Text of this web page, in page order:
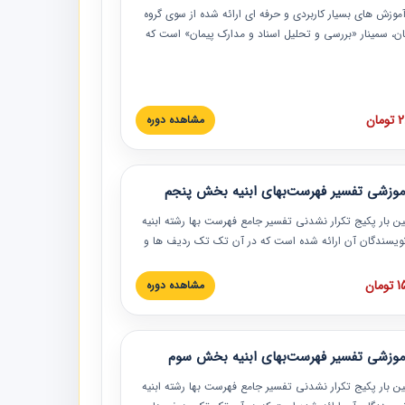
های بسیار کاربردی و حرفه‏ ای ارائه شده از سوی گروه
سمینار «بررسی و تحلیل اسناد و مدارک پیمان» است که
این خصوص ارائه شده است.
مشاهده دوره
تفسیر فهرست‌بهای ابنیه بخش پنجم
بار پکیج تکرار نشدنی تفسیر جامع فهرست بها رشته ابنیه
نویسندگان آن ارائه شده است که در آن تک تک ردیف ها و
و به همراه تصاویر عملیات اجرایی مرتبط با ردیف های
بها ارائه شده است. این دوره با کلام مهندس
مدیر پروژه مهندسی مشاور در امر بازنگری فهرست
حال فعالیت هستند حتما توصیه می کنیم از مطالب این
نمایند.
مشاهده دوره
تفسیر فهرست‌بهای ابنیه بخش سوم
بار پکیج تکرار نشدنی تفسیر جامع فهرست بها رشته ابنیه